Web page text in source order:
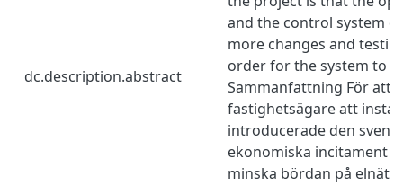
dc.description.abstract
and the control system
more changes and
order for the system to
Sammanfattning För att
fastighetsägare att
introducerade den
ekonomiska incitament
minska bördan på